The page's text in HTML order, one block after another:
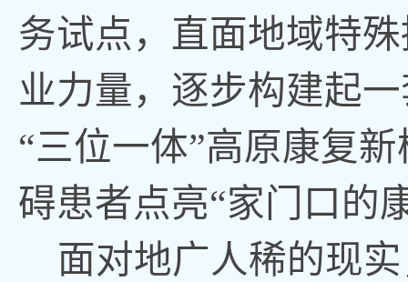
务试点，直面地域特
业力量，逐步构建起
“三位一体”高原康复
碍患者点亮“家门口的
面对地广人稀的现